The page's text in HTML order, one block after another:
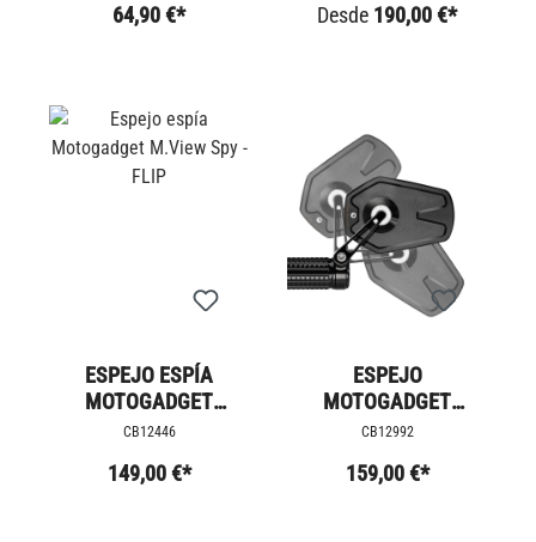
64,90 €* Desde 190,00 €*
ESPEJO ESPÍA
MOTOGADGET
M.VIEW SPY - FLIP
CB12446
149,00 €*
ESPEJO
MOTOGADGET
M.VIEW DRIFT 60 -
CB12992
159,00 €*